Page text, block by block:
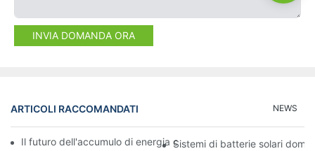
INVIA DOMANDA ORA
ARTICOLI RACCOMANDATI NEWS
Il futuro dell'accumulo di energia commerciale: tendenze e
Sistemi di batterie solari